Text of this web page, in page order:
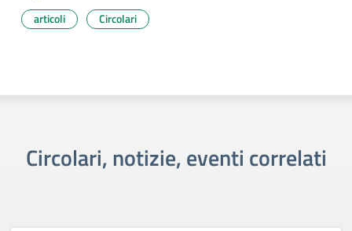
articoli Circolari
Circolari, notizie, eventi correlati